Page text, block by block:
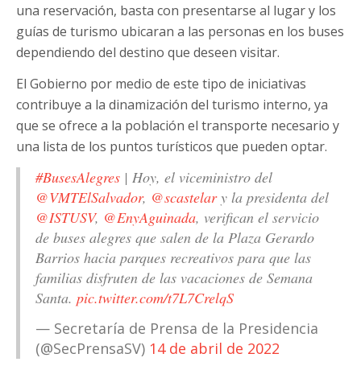
una reservación, basta con presentarse al lugar y los
guías de turismo ubicaran a las personas en los buses
dependiendo del destino que deseen visitar.
El Gobierno por medio de este tipo de iniciativas
contribuye a la dinamización del turismo interno, ya
que se ofrece a la población el transporte necesario y
una lista de los puntos turísticos que pueden optar.
#BusesAlegres | Hoy, el viceministro del
@VMTElSalvador, @scastelary la presidenta del
@ISTUSV, @EnyAguinada, verifican el servicio
de buses alegres que salen de la Plaza Gerardo
Barrios hacia parques recreativos para que las
familias disfruten de las vacaciones de Semana
Santa. pic.twitter.com/t7L7CrelqS
— Secretaría de Prensa de la Presidencia
(@SecPrensaSV) 14 de abril de 2022